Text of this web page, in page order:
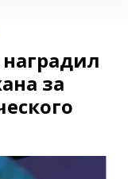
за